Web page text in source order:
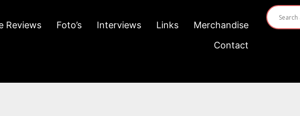
Reviews Foto’s Interviews Links
Merchandise
Contact